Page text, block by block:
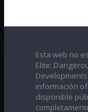
Esta web no
Elite:
información
disponible